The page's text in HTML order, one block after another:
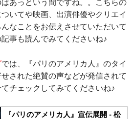
あっという間ですね。。こちらの
いてや映画、出演俳優やクリエイ
なことをお伝えさせていただいて
事も読んでみてくださいね♪
では、『パリのアメリカ人』のタイ
された絶賛の声などが発信されて
チェックしてみてくださいね♪
『パリのアメリカ人』宣伝展開 - 松